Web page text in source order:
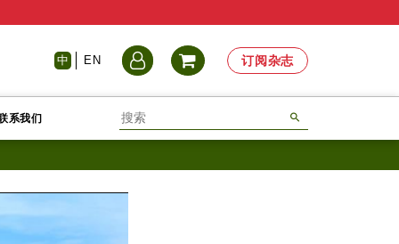
中 EN 订阅杂志
系我们